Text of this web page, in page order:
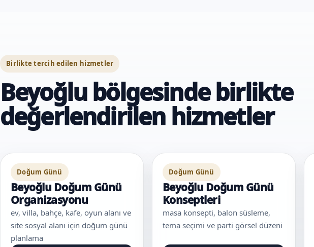
Birlikte tercih edilen hizmetler
Beyoğlu bölgesinde birlikte
değerlendirilen hizmetler
Doğum Günü
Beyoğlu Doğum Günü
Organizasyonu
ev, villa, bahçe, kafe, oyun alanı ve
site sosyal alanı için doğum günü
planlama
Doğum Günü
Beyoğlu Doğum Günü
Konseptleri
masa konsepti, balon süsleme,
tema seçimi ve parti görsel düzeni